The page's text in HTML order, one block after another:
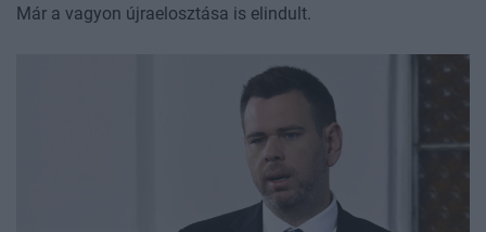
Már a vagyon újraelosztása is elindult.